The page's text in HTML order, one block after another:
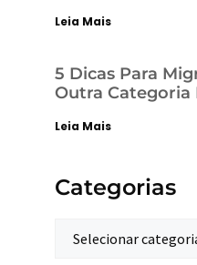
Leia Mais
5 Dicas Para
Outra Categoria
Leia Mais
Categorias